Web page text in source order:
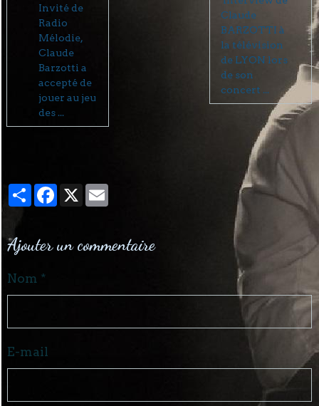
Invité de
Radio
Mélodie,
Claude
Barzotti a
accepté de
jouer au jeu
des ...
Claude
BARZOTTI à
la télévision
de LYON lors
de son
concert ...
PartagerFacebook
X
Ajouter un commentaire
Nom
E-mail